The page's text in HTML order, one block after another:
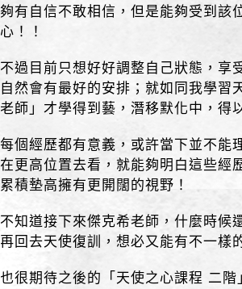
夠有自信不敢相信，但是能夠受到該
心！！
不過目前只想好好調整自己狀態，享
自然會有最好的安排；就如同我學習
老師」才學得到藝，潛移默化中，得
每個經歷都有意義，或許當下並不能
在更高位置去看，就能夠明白這些經
累積墊高擁有更開闊的視野！
不知道接下來傑克希老師，什麼時候
再回去天使復訓，想必又能有不一樣
也很期待之後的「天使之心課程 二